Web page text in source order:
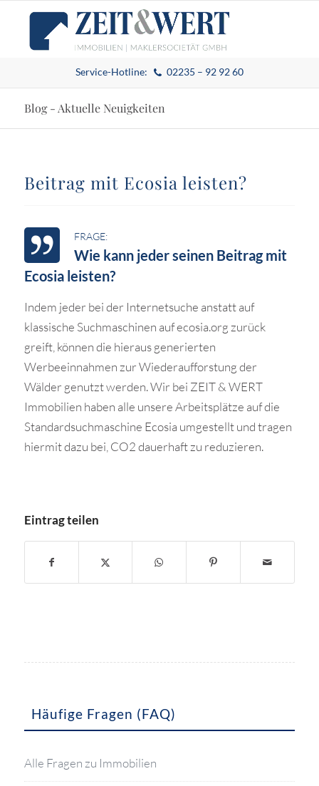
Service-Hotline: 02235 – 92 92 60
Blog - Aktuelle Neuigkeiten
Beitrag mit Ecosia leisten?
Wie kann jeder seinen Beitrag mit
Ecosia leisten?
Indem jeder bei der Internetsuche anstatt auf
klassische Suchmaschinen auf ecosia.org zurück
greift, können die hieraus generierten
Werbeeinnahmen zur Wiederaufforstung der
Wälder genutzt werden. Wir bei ZEIT & WERT
Immobilien haben alle unsere Arbeitsplätze auf die
Standardsuchmaschine Ecosia umgestellt und tragen
hiermit dazu bei, CO2 dauerhaft zu reduzieren.
Eintrag teilen
Häufige Fragen (FAQ)
Alle Fragen zu Immobilien